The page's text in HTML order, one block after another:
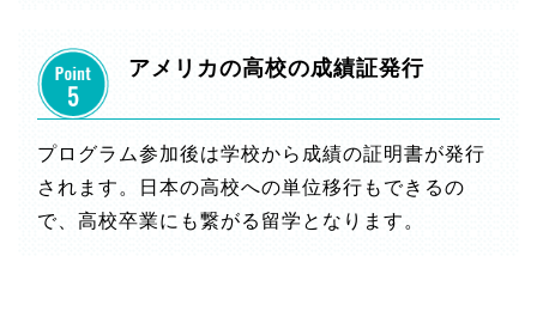
アメリカの高校の成績証発行
プログラム参加後は学校から成績の証明書が発行
されます。日本の高校への単位移行もできるの
で、高校卒業にも繋がる留学となります。